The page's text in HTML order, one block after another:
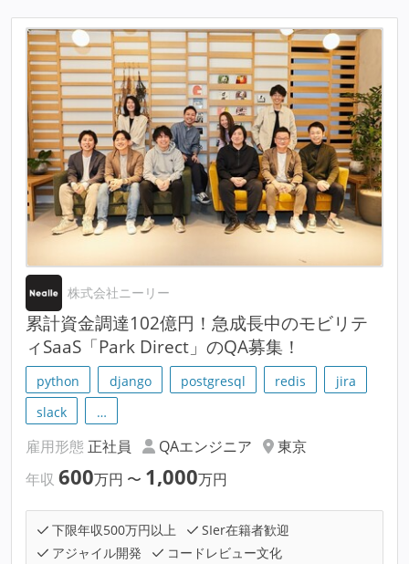
株式会社ニーリー
累計資金調達102億円！急成長中のモビリテ
ィSaaS「Park Direct」のQA募集！
python django postgresql redis
jira
slack
…
雇用形態 正社員 QAエンジニア
東京
年収 600万円 〜 1,000万円
下限年収500万円以上
SIer在籍者歓迎
アジャイル開発
コードレビュー文化